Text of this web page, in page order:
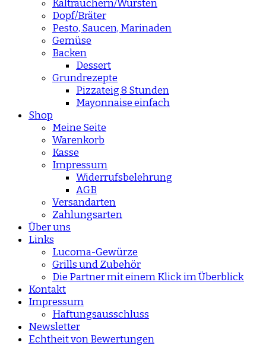
Kalträuchern/Wursten
Dopf/Bräter
Pesto, Saucen, Marinaden
Gemüse
Backen
Dessert
Grundrezepte
Pizzateig 8 Stunden
Mayonnaise einfach
Shop
Meine Seite
Warenkorb
Kasse
Impressum
Widerrufsbelehrung
AGB
Versandarten
Zahlungsarten
Über uns
Links
Lucoma-Gewürze
Grills und Zubehör
Die Partner mit einem Klick im Überblick
Kontakt
Impressum
Haftungsausschluss
Newsletter
Echtheit von Bewertungen